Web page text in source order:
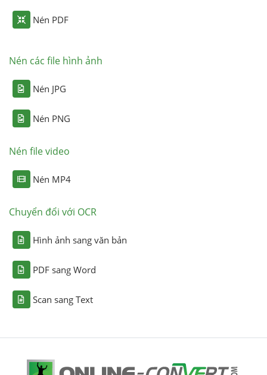
Nén PDF
Nén các file hình ảnh
Nén JPG
Nén PNG
Nén file video
Nén MP4
Chuyển đổi với OCR
Hình ảnh sang văn bản
PDF sang Word
Scan sang Text